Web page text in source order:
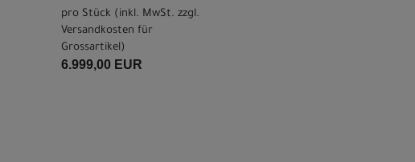
pro Stück (inkl. MwSt. zzgl.
Versandkosten für
Grossartikel )
6.999,00 EUR